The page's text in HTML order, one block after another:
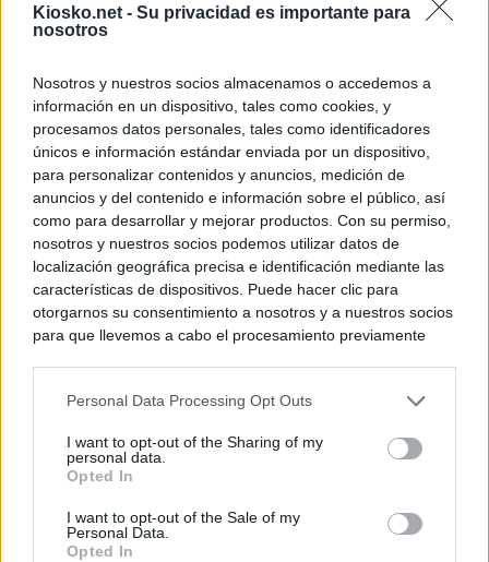
Kiosko.net - Su privacidad es importante para
nosotros
Nosotros y nuestros socios almacenamos o accedemos a
información en un dispositivo, tales como cookies, y
procesamos datos personales, tales como identificadores
únicos e información estándar enviada por un dispositivo,
para personalizar contenidos y anuncios, medición de
anuncios y del contenido e información sobre el público, así
como para desarrollar y mejorar productos. Con su permiso,
nosotros y nuestros socios podemos utilizar datos de
localización geográfica precisa e identificación mediante las
características de dispositivos. Puede hacer clic para
otorgarnos su consentimiento a nosotros y a nuestros socios
para que llevemos a cabo el procesamiento previamente
negar su consentimiento. Tenga en cuenta que algún
de su consentimiento, pero usted tiene el derecho de
rechazar tal procesamiento. Sus preferencias se aplicarán
cualquier momento entrando de nuevo en este sitio web o
visitando nuestra política de privacidad.
Personal Data Processing Opt Outs
I want to opt-out of the Sharing of my
personal data.
Opted In
I want to opt-out of the Sale of my
Personal Data.
Opted In